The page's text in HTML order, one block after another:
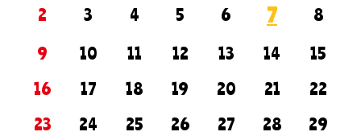
2
3 4 5 6 7
8
9
10 11 12 13 14
15
16
17 18 19 20 21
22
23
24 25 26 27 28
29